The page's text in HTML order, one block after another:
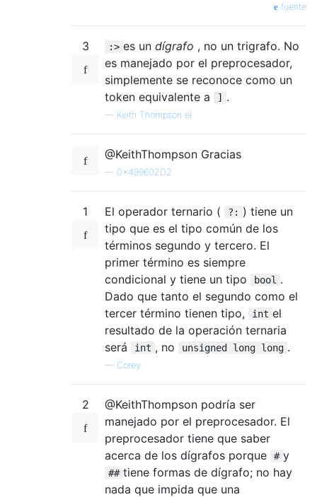
fuente
3 :> es un dígrafo , no un trigrafo. No
es manejado por el preprocesador,
simplemente se reconoce como un
token equivalente a
] .
— Keith Thompson el
@KeithThompson Gracias
— 0x499602D2
1 El operador ternario ( ?: ) tiene un
tipo que es el tipo común de los
términos segundo y tercero. El
primer término es siempre
condicional y tiene un tipo
bool .
Dado que tanto el segundo como el
tercer término tienen tipo,
int el
resultado de la operación ternaria
será
int , no unsigned long long .
— Corey
2
@KeithThompson podría ser
manejado por el preprocesador. El
preprocesador tiene que saber
acerca de los dígrafos porque
# y
## tiene formas de dígrafo; no hay
nada que impida que una